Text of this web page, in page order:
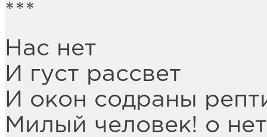
***
Нас нет
И густ рассвет
И окон содраны
Милый человек! о